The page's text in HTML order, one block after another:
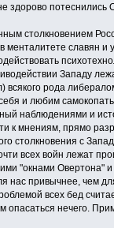
здорово потеснились
столкновением
менталитете славян и
Западу
всякого рода
и любим
наблюдениями и
к мнениям, прямо
столкновения с
всех войн лежат
"окнами Овертона"
нас привычнее, чем
всех бед
опасаться нечего.